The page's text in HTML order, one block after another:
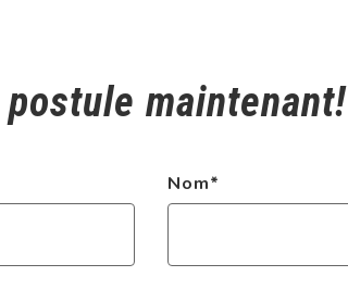
maintenant!
Nom*